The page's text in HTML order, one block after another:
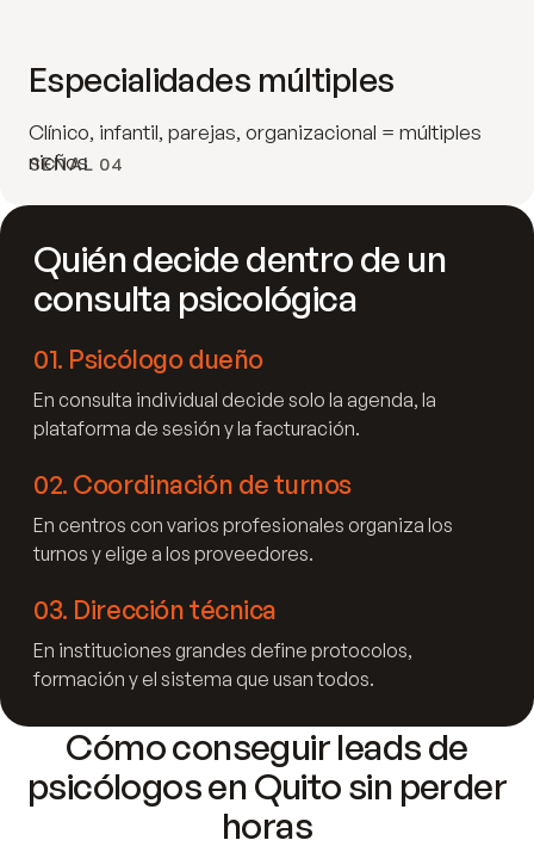
SEÑAL 04
Especialidades múltiples
Clínico, infantil, parejas, organizacional = múltiples
nichos
Quién decide dentro de un
consulta psicológica
01. Psicólogo dueño
En consulta individual decide solo la agenda, la
plataforma de sesión y la facturación.
02. Coordinación de turnos
En centros con varios profesionales organiza los
turnos y elige a los proveedores.
03. Dirección técnica
En instituciones grandes define protocolos,
formación y el sistema que usan todos.
Cómo conseguir leads de
psicólogos en Quito sin perder
horas